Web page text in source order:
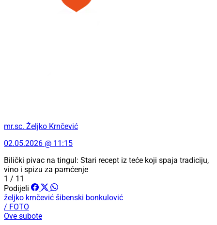
mr.sc. Željko Krnčević
02.05.2026 @ 11:15
Bilički pivac na tingul: Stari recept iz teće koji spaja tradiciju,
vino i spizu za pamćenje
1 / 11
Podijeli
željko krnčević šibenski bonkulović
/ FOTO
Ove subote